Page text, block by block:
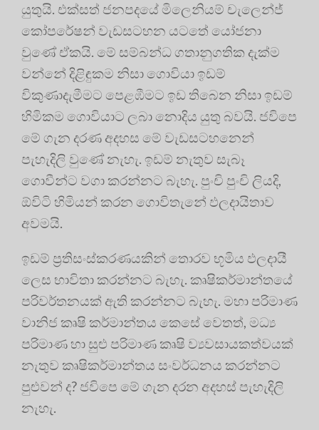
යුතුයි. එක්සත් ජනපදයේ මිලෙනියම් චැලෙන්ජ්
කෝපරේෂන් වැඩසටහන යටතේ යෝජනා
වුණේ ඒකයි. මේ සම්බන්ධ ගතානුගතික දැක්ම
වන්නේ දිළිඳුකම නිසා ගොවියා ඉඩම්
විකුණාදැමීමට පෙළඹීමට ඉඩ තිබෙන නිසා ඉඩම්
හිමිකම ගොවියාට ලබා නොදිය යුතු බවයි. ජවිපෙ
මේ ගැන දරණ අදහස මේ වැඩසටහනෙන්
පැහැදිලි වුණේ නැහැ. ඉඩම් නැතුව සැබෑ
ගොවීන්ට වගා කරන්නට බැහැ. පුංචි පුංචි ලියදි,
ඕවිටි හිමියන් කරන ගොවිතැනේ ඵලදායිතාව
අවමයි.
ඉඩම් ප්‍රතිසංස්කරණයකින් තොරව භූමිය ඵලදායී
ලෙස භාවිතා කරන්නට බැහැ. කෘෂිකර්මාන්තයේ
පරිවර්තනයක් ඇති කරන්නට බැහැ. මහා පරිමාණ
වානිජ කෘෂි කර්මාන්තය කෙසේ වෙතත්, මධ්‍ය
පරිමාණ හා සුළු පරිමාණ කෘෂි ව්‍යවසායකත්වයක්
නැතුව කෘෂිකර්මාන්තය සංවර්ධනය කරන්නට
පුළුවන් ද? ජවිපෙ මේ ගැන දරන අදහස් පැහැදිලි
නැහැ.